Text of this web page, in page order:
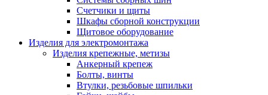
Счетчики и щиты
Шкафы сборной конструкции
Щитовое оборудование
Изделия для электромонтажа
Изделия крепежные, метизы
Анкерный крепеж
Болты, винты
Втулки, резьбовые шпильки